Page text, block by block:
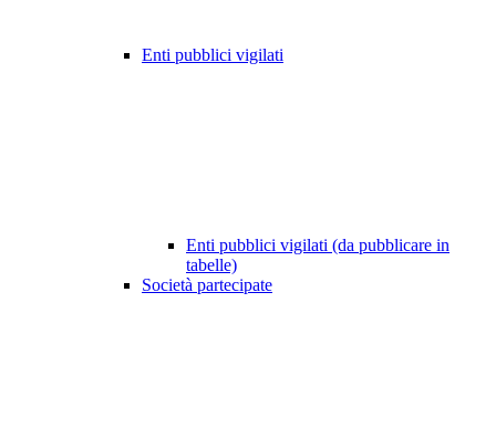
Enti pubblici vigilati
Enti pubblici vigilati (da pubblicare in
tabelle)
Società partecipate